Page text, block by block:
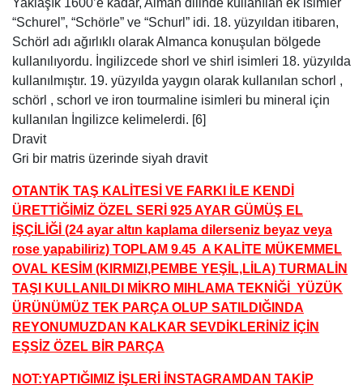
Yaklaşık 1600’e kadar, Alman dilinde kullanılan ek isimler
“Schurel”, “Schörle” ve “Schurl” idi. 18. yüzyıldan itibaren,
Schörl adı ağırlıklı olarak Almanca konuşulan bölgede
kullanılıyordu. İngilizcede shorl ve shirl isimleri 18. yüzyılda
kullanılmıştır. 19. yüzyılda yaygın olarak kullanılan schorl ,
schörl , schorl ve iron tourmaline isimleri bu mineral için
kullanılan İngilizce kelimelerdi. [6]
Dravit
Gri bir matris üzerinde siyah dravit
OTANTİK TAŞ KALİTESİ VE FARKI İLE KENDİ
ÜRETTİĞİMİZ ÖZEL SERİ 925 AYAR GÜMÜŞ EL
İŞÇİLİĞİ (24 ayar altın kaplama dilerseniz beyaz veya
rose yapabiliriz) TOPLAM 9.45 A KALİTE MÜKEMMEL
OVAL KESİM (KIRMIZI,PEMBE YEŞİL,LİLA) TURMALİN
TAŞI KULLANILDI MİKRO MIHLAMA TEKNİĞİ YÜZÜK
ÜRÜNÜMÜZ TEK PARÇA OLUP SATILDIĞINDA
REYONUMUZDAN KALKAR SEVDİKLERİNİZ İÇİN
EŞSİZ ÖZEL BİR PARÇA
NOT:YAPTIĞIMIZ İŞLERİ İNSTAGRAMDAN TAKİP